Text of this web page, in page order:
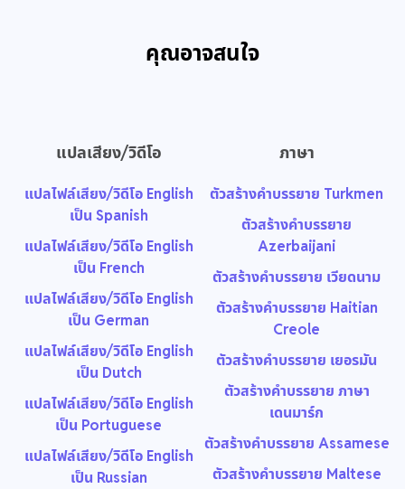
คุณอาจสนใจ
แปลเสียง/วิดีโอ
แปลไฟล์เสียง/วิดีโอ English
เป็น Spanish
แปลไฟล์เสียง/วิดีโอ English
เป็น French
แปลไฟล์เสียง/วิดีโอ English
เป็น German
แปลไฟล์เสียง/วิดีโอ English
เป็น Dutch
แปลไฟล์เสียง/วิดีโอ English
เป็น Portuguese
แปลไฟล์เสียง/วิดีโอ English
เป็น Russian
ภาษา
ตัวสร้างคำบรรยาย Turkmen
ตัวสร้างคำบรรยาย
Azerbaijani
ตัวสร้างคำบรรยาย เวียดนาม
ตัวสร้างคำบรรยาย Haitian
Creole
ตัวสร้างคำบรรยาย เยอรมัน
ตัวสร้างคำบรรยาย ภาษา
เดนมาร์ก
ตัวสร้างคำบรรยาย Assamese
ตัวสร้างคำบรรยาย Maltese